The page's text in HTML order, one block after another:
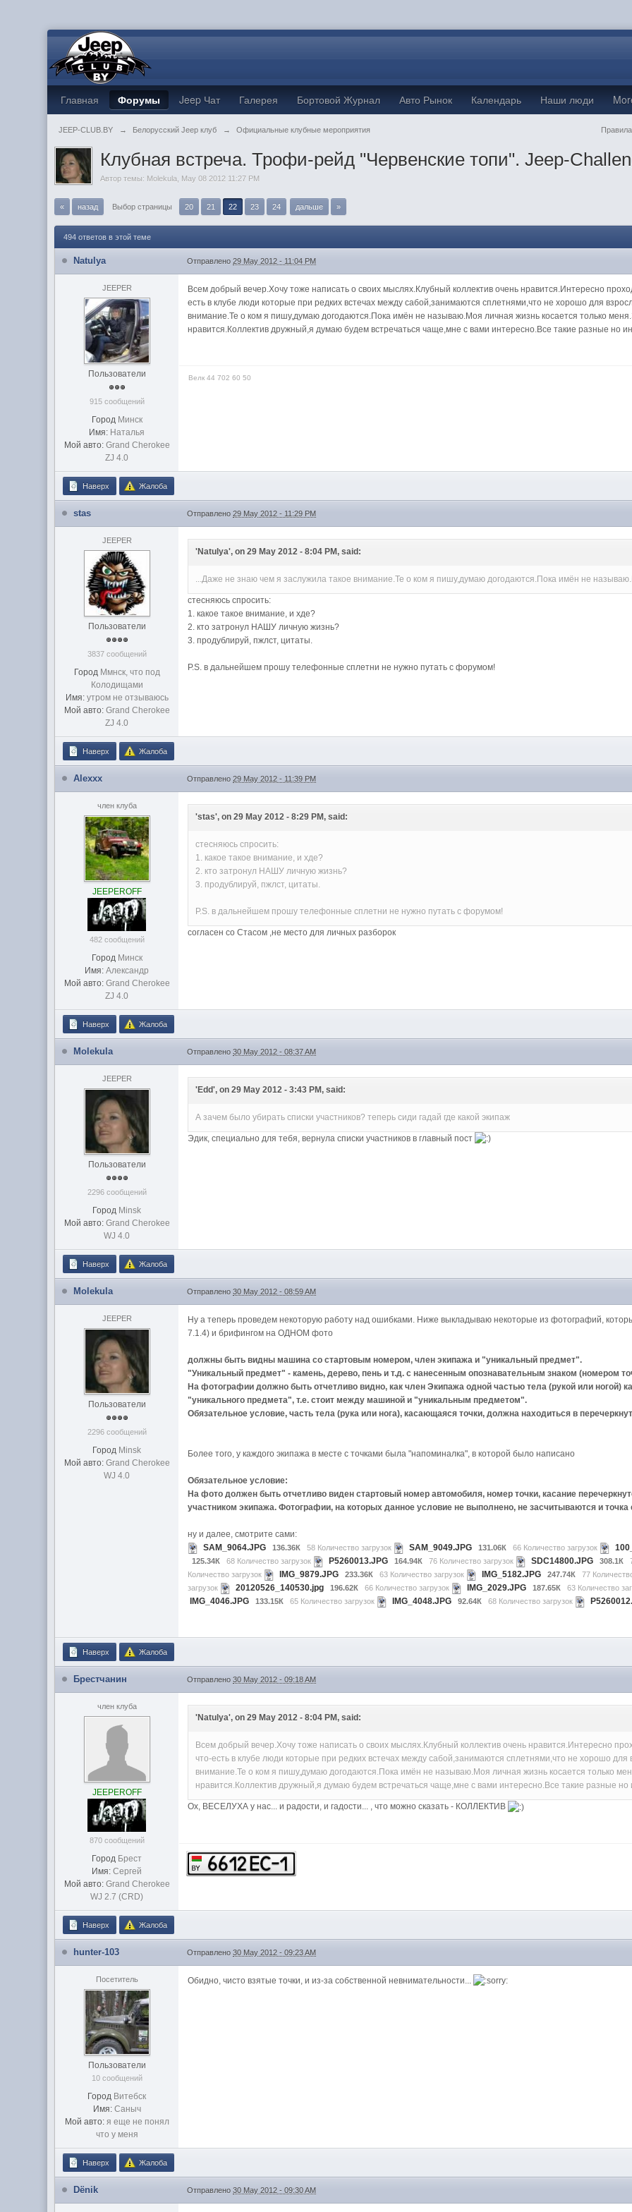
Главная Форумы Jeep Чат Галерея Бортовой Журнал Авто Рынок Календарь Наши люди
JEEP-CLUB.BY → Белорусский Jeep клуб → Официальные клубные мероприятия
Клубная встреча. Трофи-рейд "Червенские топи". Jeep-
Автор темы: Molekula May 08 2012 11:27 PM
« назад Выбор страницы 20 21 22 23 24 дальше »
494 ответов в этой теме
Natulya Отправлено29 May 2012 - 11:04 PM
JEEPER
Пользователи
915 сообщений
Город Минск
Имя: Наталья
Мой авто: Grand Cherokee
ZJ 4.0
Всем добрый вечер.Хочу тоже написать о своих мыслях.Клубный коллектив очень нравится.Интересно
есть в клубе люди которые при редких встечах между сабой,занимаются сплетнями,что не хорошо для
внимание.Те о ком я пишу,думаю догодаются.Пока имён не называю.Моя личная жизнь косается только
нравится.Коллектив дружный,я думаю будем встречаться чаще,мне с вами интересно.Все такие разные но
Велк 44 702 60 50
Наверх Жалоба
stas Отправлено29 May 2012 - 11:29 PM
JEEPER
Пользователи
3837 сообщений
Город Ммнск, что под
Колодищами
Имя: утром не отзываюсь
Мой авто: Grand Cherokee
ZJ 4.0
'Natulya', on 29 May 2012 - 8:04 PM, said:
...Даже не знаю чем я заслужила такое внимание.Те о ком я пишу,думаю догодаются.Пока имён не
стесняюсь спросить:
1. какое такое внимание, и хде?
2. кто затронул НАШУ личную жизнь?
3. продублируй, пжлст, цитаты.
P.S. в дальнейшем прошу телефонные сплетни не нужно путать с форумом!
Наверх Жалоба
Alexxx Отправлено29 May 2012 - 11:39 PM
член клуба
JEEPEROFF
482 сообщений
Город Минск
Имя: Александр
Мой авто: Grand Cherokee
ZJ 4.0
'stas', on 29 May 2012 - 8:29 PM, said:
стесняюсь спросить:
1. какое такое внимание, и хде?
2. кто затронул НАШУ личную жизнь?
3. продублируй, пжлст, цитаты.
P.S. в дальнейшем прошу телефонные сплетни не нужно путать с форумом!
согласен со Стасом ,не место для личных разборок
Наверх Жалоба
Molekula Отправлено30 May 2012 - 08:37 AM
JEEPER
Пользователи
2296 сообщений
Город Minsk
Мой авто: Grand Cherokee
WJ 4.0
'Edd', on 29 May 2012 - 3:43 PM, said:
А зачем было убирать списки участников? теперь сиди гадай где какой экипаж
Эдик, специально для тебя, вернула списки участников в главный пост
Наверх Жалоба
Molekula Отправлено30 May 2012 - 08:59 AM
JEEPER
Пользователи
2296 сообщений
Город Minsk
Мой авто: Grand Cherokee
WJ 4.0
Ну а теперь проведем некоторую работу над ошибками. Ниже выкладываю некоторые из фотографий,
7.1.4) и брифингом на ОДНОМ фото
должны быть видны машина со стартовым номером, член экипажа и "уникальный предмет".
"Уникальный предмет" - камень, дерево, пень и т.д. с нанесенным опознавательным знаком (номером
На фотографии должно быть отчетливо видно, как член Экипажа одной частью тела (рукой или ногой)
"уникального предмета", т.е. стоит между машиной и "уникальным предметом".
Обязательное условие, часть тела (рука или нога), касающаяся точки, должна находиться в
Более того, у каждого экипажа в месте с точками была "напоминалка", в которой было написано
Обязательное условие:
На фото должен быть отчетливо виден стартовый номер автомобиля, номер точки, касание
участником экипажа. Фотографии, на которых данное условие не выполнено, не засчитываются и точка
ну и далее, смотрите сами:
SAM_9064.JPG
136.36К 58 Количество загрузок SAM_9049.JPG 131.06К 66 Количество загрузок
125.34К 68 Количество загрузок P5260013.JPG 164.94К 76 Количество загрузок SDC14800.JPG 308.1К
Количество загрузок
IMG_9879.JPG 233.36К 63 Количество загрузок IMG_5182.JPG 247.74К 77
загрузок
20120526_140530.jpg 196.62К 66 Количество загрузок IMG_2029.JPG 187.65К 63 Количество
IMG_4046.JPG 133.15К 65 Количество загрузок IMG_4048.JPG 92.64К 68 Количество загрузок
Наверх Жалоба
Брестчанин Отправлено30 May 2012 - 09:18 AM
член клуба
JEEPEROFF
870 сообщений
Город Брест
Имя: Сергей
Мой авто: Grand Cherokee
WJ 2.7 (CRD)
'Natulya', on 29 May 2012 - 8:04 PM, said:
Всем добрый вечер.Хочу тоже написать о своих мыслях.Клубный коллектив очень нравится.Интересно
что-есть в клубе люди которые при редких встечах между сабой,занимаются сплетнями,что не хорошо
внимание.Те о ком я пишу,думаю догодаются.Пока имён не называю.Моя личная жизнь косается только
нравится.Коллектив дружный,я думаю будем встречаться чаще,мне с вами интересно.Все такие разные
Oх, ВЕСЕЛУХА у нас... и радости, и гадости... , что можно сказать - КОЛЛЕКТИВ
Наверх Жалоба
hunter-103 Отправлено30 May 2012 - 09:23 AM
Посетитель
Пользователи
10 сообщений
Город Витебск
Имя: Саныч
Мой авто: я еще не понял
что у меня
Обидно, чисто взятые точки, и из-за собственной невнимательности...
Наверх Жалоба
Dёnik Отправлено30 May 2012 - 09:30 AM